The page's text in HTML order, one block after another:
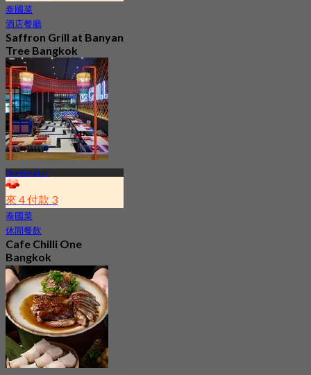
泰國菜
酒店餐廳
Saffron Grill at Banyan
Tree Bangkok
5.0
260 已預訂
起฿ 499
One Bangkok
來 4 付款 3
泰國菜
休閒餐飲
Cafe Chilli One
Bangkok
4.9
1.2K 已預訂
起฿ 395